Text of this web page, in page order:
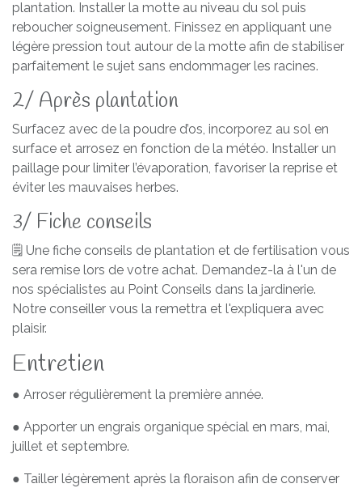
plantation. Installer la motte au niveau du sol puis
reboucher soigneusement. Finissez en appliquant une
légère pression tout autour de la motte afin de stabiliser
parfaitement le sujet sans endommager les racines.
2/ Après plantation
Surfacez avec de la poudre d’os, incorporez au sol en
surface et arrosez en fonction de la météo. Installer un
paillage pour limiter l’évaporation, favoriser la reprise et
éviter les mauvaises herbes.
3/ Fiche conseils
🗒️ Une fiche conseils de plantation et de fertilisation vous
sera remise lors de votre achat. Demandez-la à l'un de
nos spécialistes au Point Conseils dans la jardinerie.
Notre conseiller vous la remettra et l'expliquera avec
plaisir.
Entretien
● Arroser régulièrement la première année.
● Apporter un engrais organique spécial en mars, mai,
juillet et septembre.
● Tailler légèrement après la floraison afin de conserver